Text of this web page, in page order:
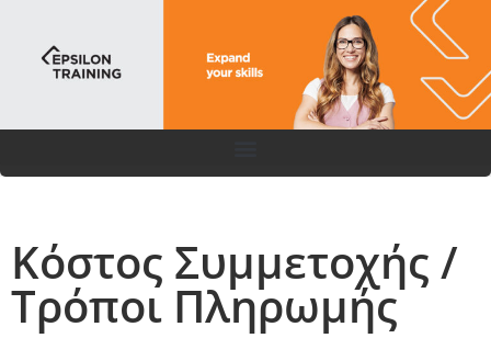
Κόστος Συμμετοχής /
Τρόποι Πληρωμής